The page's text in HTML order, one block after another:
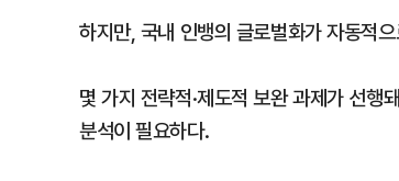
하지만, 국내 인뱅의 글로벌화가 자동적
몇 가지 전략적·제도적 보완 과제가 선행
분석이 필요하다.